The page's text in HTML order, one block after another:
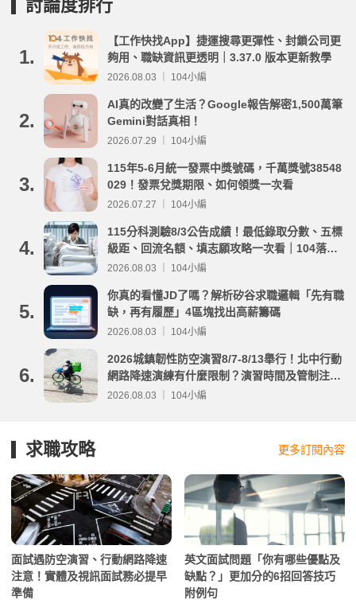
討論度排行
1.
【工作快找App】捷運搜尋更彈性、封鎖公司更
夠用、職缺資訊更透明｜3.37.0 版本更新教學
2026.08.03 ｜ 104小編
2.
AI真的改變了生活？Google報告解密1,500萬筆
Gemini對話真相！
2026.07.29 ｜ 104小編
3.
115年5-6月統一發票中獎號碼，千萬獎號38548
029！發票兌獎期限、如何領獎一次看
2026.07.27 ｜ 104小編
4.
115分科測驗8/3公告成績！最低錄取分數、五標
級距、回流名額、填志願攻略一次看｜104落點
分析
2026.08.03 ｜ 104小編
5.
你真的看懂JD了嗎？解析矽谷求職邏輯「先有職
缺，再有履歷」4區塊找出高薪籌碼
2026.08.03 ｜ 104小編
6.
2026城鎮韌性防空演習8/7-8/13舉行！北中行動
網路降速演練有什麼限制？演習時間及管制注意
事項整理
2026.08.03 ｜ 104小編
求職攻略 更多訂閱內容
面試遇防空演習、行動網路降速
注意！實體及視訊面試務必提早
準備
英文面試問題「你有哪些優點及
缺點？」更加分的6招回答技巧
附例句